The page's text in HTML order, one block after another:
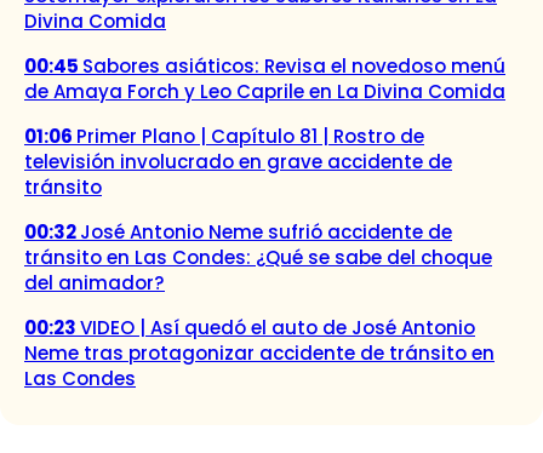
Divina Comida
00:45 Sabores asiáticos: Revisa el novedoso menú
de Amaya Forch y Leo Caprile en La Divina Comida
01:06 Primer Plano | Capítulo 81 | Rostro de
televisión involucrado en grave accidente de
tránsito
00:32José Antonio Neme sufrió accidente de
tránsito en Las Condes: ¿Qué se sabe del choque
del animador?
00:23VIDEO | Así quedó el auto de José Antonio
Neme tras protagonizar accidente de tránsito en
Las Condes